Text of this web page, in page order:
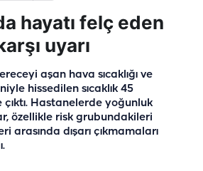
hayatı felç eden
uyarı
aşan hava sıcaklığı ve
hissedilen sıcaklık 45
Hastanelerde yoğunluk
özellikle risk grubundakileri
arasında dışarı çıkmamaları